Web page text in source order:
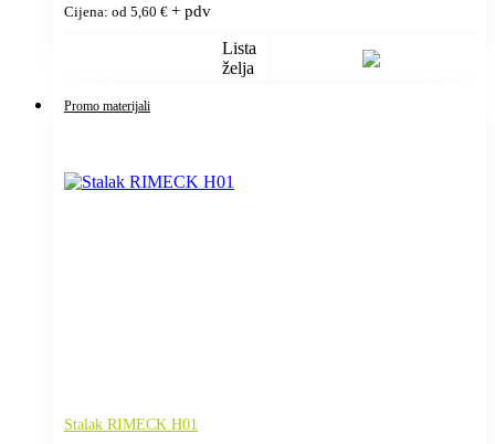
Cijena: od 5,60 € + pdv
Lista
želja
Promo materijali
Stalak RIMECK H01